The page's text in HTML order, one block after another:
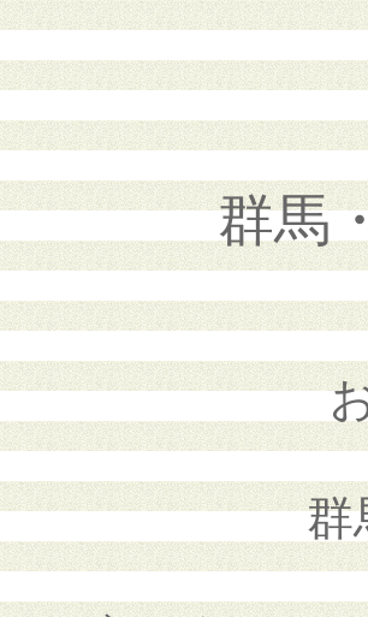
群馬
群